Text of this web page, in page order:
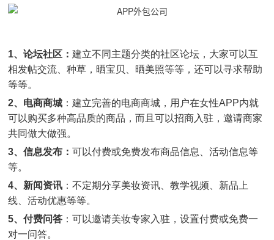
1、论坛社区： 建立不同主题分类的社区论坛，大家可以互
相发帖交流、种草，晒宝贝、晒美照等等，还可以寻求帮助
等等。
2、电商商城 ：建立完善的电商商城，用户在女性APP内就
可以购买多种高品质的商品，而且可以招商入驻，邀请商家
共同做大做强。
3、信息发布： 可以付费或免费发布商品信息、活动信息等
等。
4、新闻资讯 ：不定期分享美妆资讯、教学视频、新品上
线、活动优惠等等。
5、付费问答 ：可以邀请美妆专家入驻，设置付费或免费一
对一问答。